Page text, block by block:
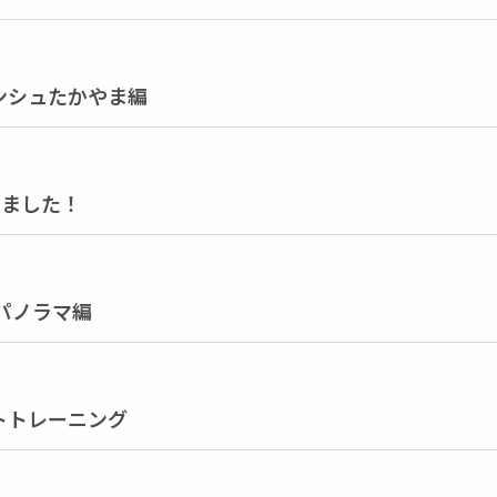
ュたかやま編
した！
ノラマ編
トレーニング